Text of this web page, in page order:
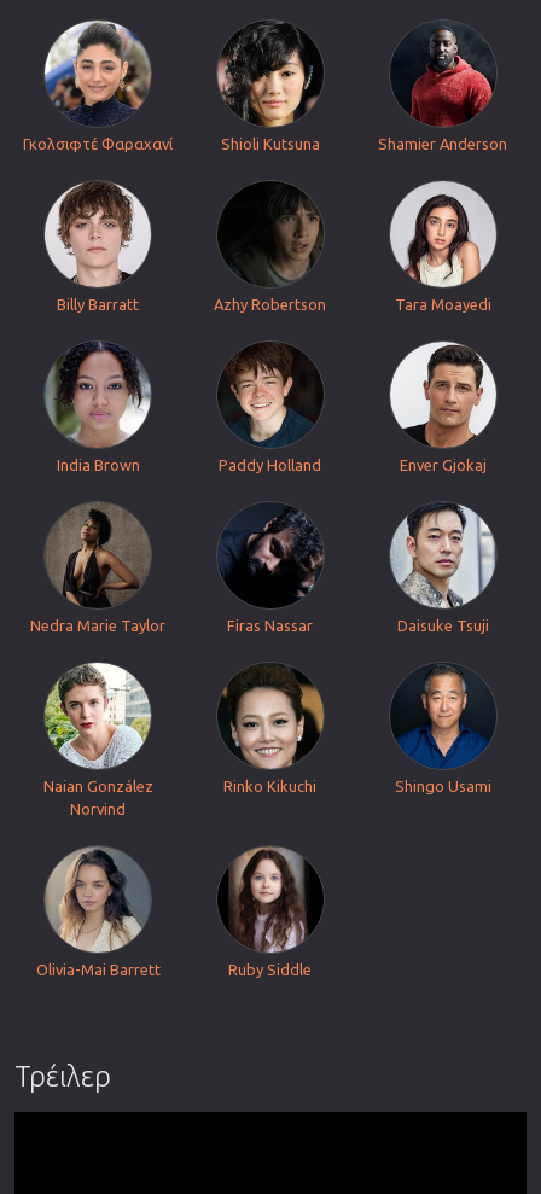
Γκολσιφτέ Φαραχανί Shioli Kutsuna Shamier Anderson
Billy Barratt Azhy Robertson Tara Moayedi
India Brown Paddy Holland Enver Gjokaj
Nedra Marie Taylor Firas Nassar Daisuke Tsuji
Naian González
Norvind
Rinko Kikuchi Shingo Usami
Olivia-Mai Barrett Ruby Siddle
Τρέιλερ